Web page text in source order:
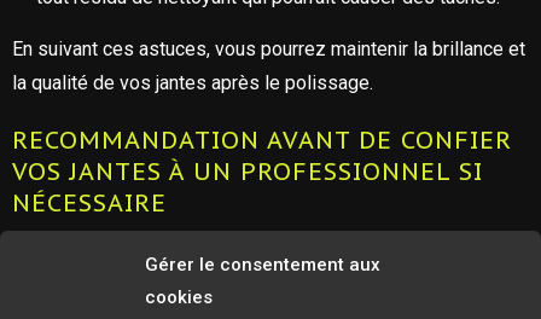
Gérer le consentement aux
cookies
En suivant ces astuces, vous pourrez maintenir la brillance et
la qualité de vos jantes après le polissage.
RECOMMANDATION AVANT DE CONFIER
VOS JANTES À UN PROFESSIONNEL SI
NÉCESSAIRE
Il est important de noter que le polissage des jantes de moto
nécessite un certain niveau de compétence et d’expérience.